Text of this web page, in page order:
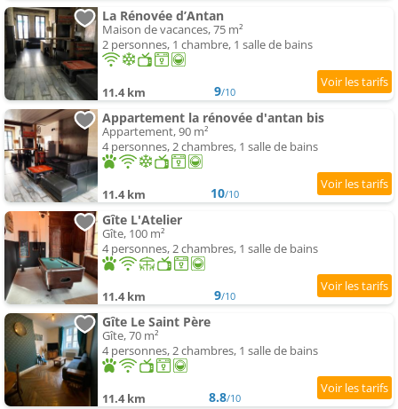
La Rénovée d’Antan
Maison de vacances, 75 m²
2 personnes, 1 chambre, 1 salle de bains
11.4 km 9/10
Appartement la rénovée d'antan bis
Appartement, 90 m²
4 personnes, 2 chambres, 1 salle de bains
11.4 km 10/10
Gîte L'Atelier
Gîte, 100 m²
4 personnes, 2 chambres, 1 salle de bains
11.4 km 9/10
Gîte Le Saint Père
Gîte, 70 m²
4 personnes, 2 chambres, 1 salle de bains
11.4 km 8.8/10